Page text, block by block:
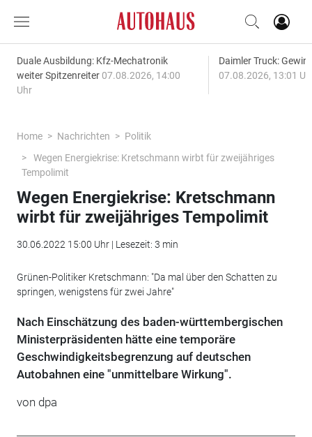
Duale Ausbildung: Kfz-Mechatronik
weiter Spitzenreiter 07.08.2026, 14:00
Uhr
Daimler Truck:
07.08.2026, 13:01
Home Nachrichten
Politik
Wegen Energiekrise: Kretschmann wirbt für zweijähriges
Tempolimit
Wegen Energiekrise: Kretschmann
wirbt für zweijähriges Tempolimit
30.06.2022 15:00 Uhr | Lesezeit: 3 min
Grünen-Politiker Kretschmann: "Da mal über den Schatten zu
springen, wenigstens für zwei Jahre"
Nach Einschätzung des baden-württembergischen
Ministerpräsidenten hätte eine temporäre
Geschwindigkeitsbegrenzung auf deutschen
Autobahnen eine "unmittelbare Wirkung".
von dpa